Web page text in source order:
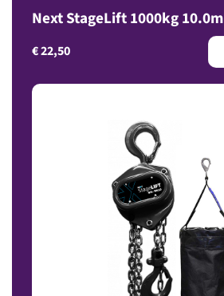
Next StageLift 1000kg 10.0m
€22,50